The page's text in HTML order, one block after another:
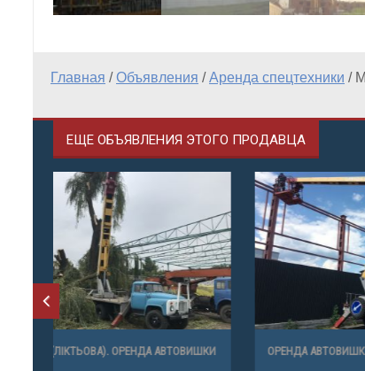
Главная /Объявления /Аренда спецтехники /
ЕЩЕ ОБЪЯВЛЕНИЯ ЭТОГО ПРОДАВЦА
КОЛІНЧАТА (ЛІКТЬОВА). ОРЕНДА АВТОВИШКИ